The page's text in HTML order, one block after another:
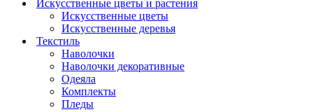
Искусственные цветы и растения
Искусственные цветы
Искусcтвенные деревья
Текстиль
Наволочки
Наволочки декоративные
Одеяла
Комплекты
Пледы